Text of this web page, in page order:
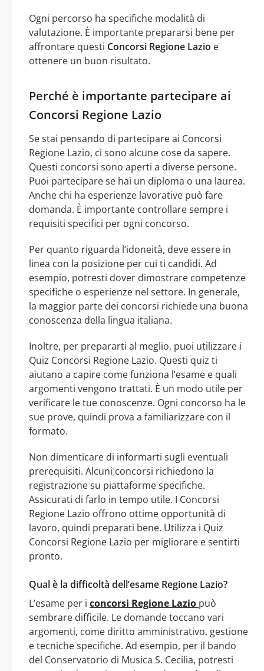
Ogni percorso ha specifiche modalità di
valutazione. È importante prepararsi bene per
affrontare questi Concorsi Regione Lazio e
ottenere un buon risultato.
Perché è importante partecipare ai
Concorsi Regione Lazio
Se stai pensando di partecipare ai Concorsi
Regione Lazio, ci sono alcune cose da sapere.
Questi concorsi sono aperti a diverse persone.
Puoi partecipare se hai un diploma o una laurea.
Anche chi ha esperienze lavorative può fare
domanda. È importante controllare sempre i
requisiti specifici per ogni concorso.
Per quanto riguarda l’idoneità, deve essere in
linea con la posizione per cui ti candidi. Ad
esempio, potresti dover dimostrare competenze
specifiche o esperienze nel settore. In generale,
la maggior parte dei concorsi richiede una buona
conoscenza della lingua italiana.
Inoltre, per prepararti al meglio, puoi utilizzare i
Quiz Concorsi Regione Lazio. Questi quiz ti
aiutano a capire come funziona l’esame e quali
argomenti vengono trattati. È un modo utile per
verificare le tue conoscenze. Ogni concorso ha le
sue prove, quindi prova a familiarizzare con il
formato.
Non dimenticare di informarti sugli eventuali
prerequisiti. Alcuni concorsi richiedono la
registrazione su piattaforme specifiche.
Assicurati di farlo in tempo utile. I Concorsi
Regione Lazio offrono ottime opportunità di
lavoro, quindi preparati bene. Utilizza i Quiz
Concorsi Regione Lazio per migliorare e sentirti
pronto.
Qual è la difficoltà dell’esame Regione Lazio?
L’esame per i concorsi Regione Lazio può
sembrare difficile. Le domande toccano vari
argomenti, come diritto amministrativo, gestione
e tecniche specifiche. Ad esempio, per il bando
del Conservatorio di Musica S. Cecilia, potresti